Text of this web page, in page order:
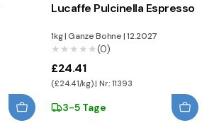
Lucaffe Pulcinella Espresso
1kg|Ganze Bohne|12.2027
★★★★★
★★★★★(0)
£24.41
(£24.41/kg) | Nr.: 11393
3-5 Tage